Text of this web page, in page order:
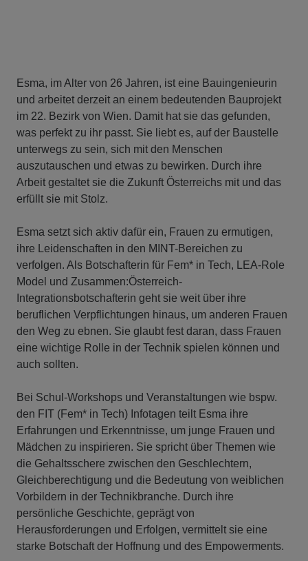
Esma, im Alter von 26 Jahren, ist eine Bauingenieurin
und arbeitet derzeit an einem bedeutenden Bauprojekt
im 22. Bezirk von Wien. Damit hat sie das gefunden,
was perfekt zu ihr passt. Sie liebt es, auf der Baustelle
unterwegs zu sein, sich mit den Menschen
auszutauschen und etwas zu bewirken. Durch ihre
Arbeit gestaltet sie die Zukunft Österreichs mit und das
erfüllt sie mit Stolz.
Esma setzt sich aktiv dafür ein, Frauen zu ermutigen,
ihre Leidenschaften in den MINT-Bereichen zu
verfolgen. Als Botschafterin für Fem* in Tech, LEA-Role
Model und Zusammen:Österreich-
Integrationsbotschafterin geht sie weit über ihre
beruflichen Verpflichtungen hinaus, um anderen Frauen
den Weg zu ebnen. Sie glaubt fest daran, dass Frauen
eine wichtige Rolle in der Technik spielen können und
auch sollten.
Bei Schul-Workshops und Veranstaltungen wie bspw.
den FIT (Fem* in Tech) Infotagen teilt Esma ihre
Erfahrungen und Erkenntnisse, um junge Frauen und
Mädchen zu inspirieren. Sie spricht über Themen wie
die Gehaltsschere zwischen den Geschlechtern,
Gleichberechtigung und die Bedeutung von weiblichen
Vorbildern in der Technikbranche. Durch ihre
persönliche Geschichte, geprägt von
Herausforderungen und Erfolgen, vermittelt sie eine
starke Botschaft der Hoffnung und des Empowerments.